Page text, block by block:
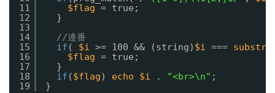
11
12
13
14
15
16
17
18
19
$flag = true;
}
//連番
if ( $i >= 100 && (string) $i === substr
$flag = true;
}
if ($flag) echo $i . "<br>\n" ;
}